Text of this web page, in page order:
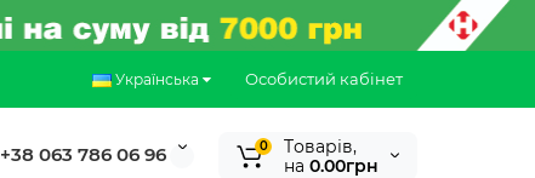
Особистий кабінет
Українська
+38 063 786 06 96 0
Tоварів,
на 0.00грн